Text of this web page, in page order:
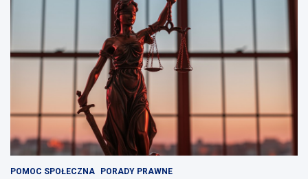
POMOC SPOŁECZNA PORADY PRAWNE